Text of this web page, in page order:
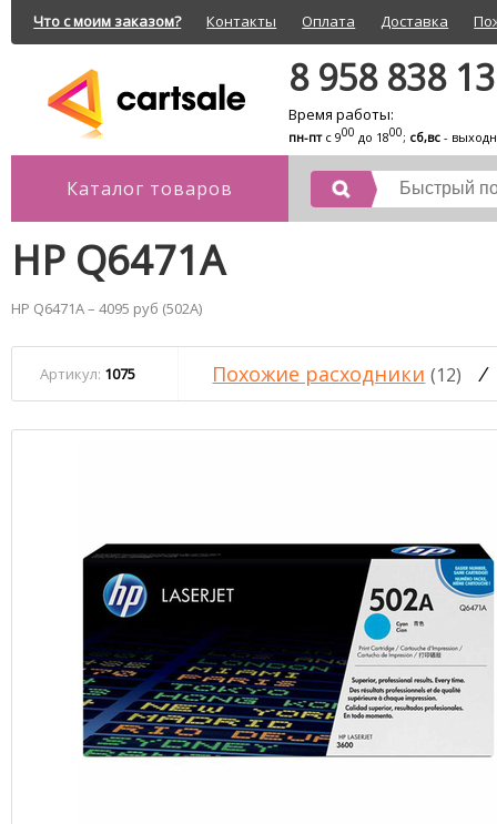
Что с моим заказом? Контакты Оплата Доставка
8 958 838
Время работы:
пн-птс 900 до 1800; сб,вс -
Каталог товаров
HP Q6471A
HP Q6471A – 4095 руб (502A)
Артикул: 1075 Похожие расходники (12) /